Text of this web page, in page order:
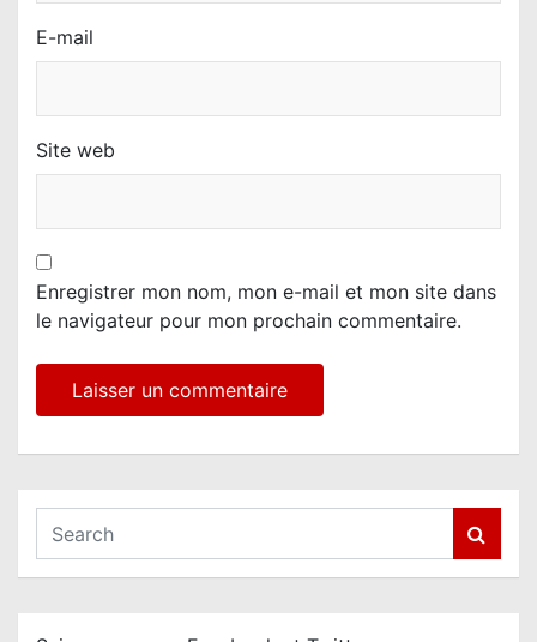
E-mail
Site web
Enregistrer mon nom, mon e-mail et mon site dans
le navigateur pour mon prochain commentaire.
a